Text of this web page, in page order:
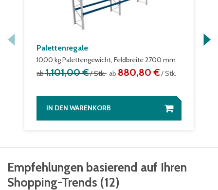
Palettenregale
1000 kg Palettengewicht, Feldbreite 2700 mm
ab1.101,00 €/ Stk. ab 880,80 €/ Stk.
IN DEN WARENKORB
Empfehlungen basierend auf Ihren
Shopping-Trends (12)